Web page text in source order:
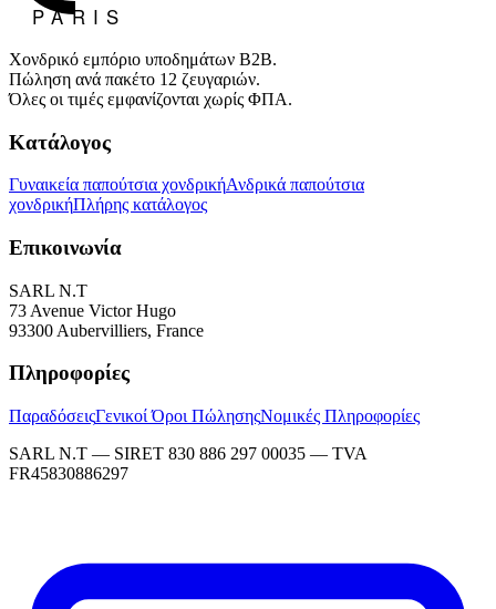
Χονδρικό εμπόριο υποδημάτων B2B.
Πώληση ανά πακέτο 12 ζευγαριών.
Όλες οι τιμές εμφανίζονται χωρίς ΦΠΑ.
Κατάλογος
Γυναικεία παπούτσια χονδρικήΑνδρικά παπούτσια
χονδρικήΠλήρης κατάλογος
Επικοινωνία
SARL N.T
73 Avenue Victor Hugo
93300 Aubervilliers, France
Πληροφορίες
ΠαραδόσειςΓενικοί Όροι ΠώλησηςΝομικές Πληροφορίες
SARL N.T — SIRET 830 886 297 00035 — TVA
FR45830886297